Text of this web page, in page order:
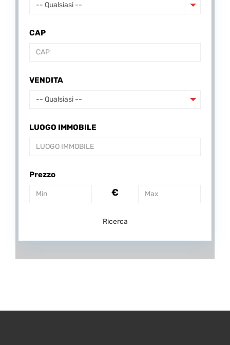
-- Qualsiasi --
CAP
VENDITA
-- Qualsiasi --
LUOGO IMMOBILE
Prezzo
€
Ricerca